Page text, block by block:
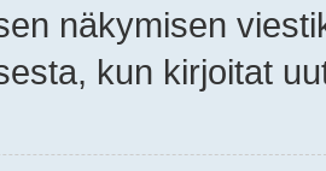
näkymisen
kun kirjoitat